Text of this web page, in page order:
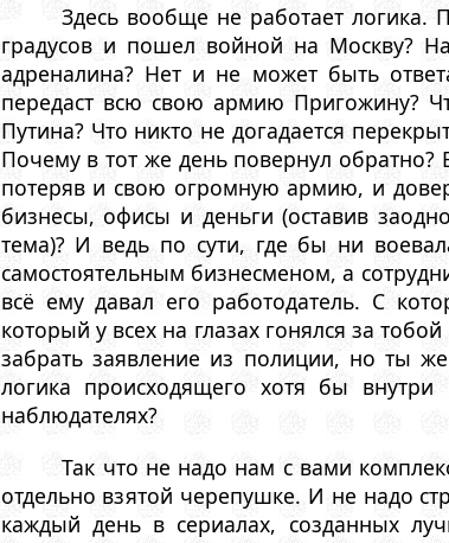
Здесь вообще не работает
градусов и пошел войной на Москву?
адреналина? Нет и не может быть
передаст всю свою армию Пригожину?
Путина? Что никто не догадается
Почему в тот же день повернул обратно?
потеряв и свою огромную армию, и
бизнесы, офисы и деньги (оставив
тема)? И ведь по сути, где бы ни
самостоятельным бизнесменом, а
всё ему давал его работодатель. С
который у всех на глазах гонялся за
забрать заявление из полиции, но ты
логика происходящего хотя бы
наблюдателях?
Так что не надо нам с вами
отдельно взятой черепушке. И не надо
каждый день в сериалах, созданных